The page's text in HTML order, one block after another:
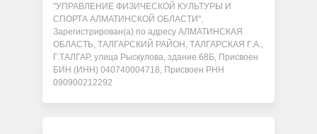
"УПРАВЛЕНИЕ ФИЗИЧЕСКОЙ КУЛЬТУРЫ И
СПОРТА АЛМАТИНСКОЙ ОБЛАСТИ",
Зарегистрирован(а) по адресу АЛМАТИНСКАЯ
ОБЛАСТЬ, ТАЛГАРСКИЙ РАЙОН, ТАЛГАРСКАЯ Г.А.,
Г.ТАЛГАР, улица Рыскулова, здание 68Б, Присвоен
БИН (ИНН) 040740004718, Присвоен РНН
090900212292